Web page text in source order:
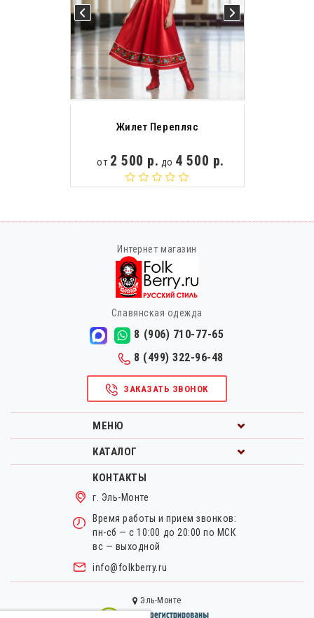
Жилет Перепляс
от 2 500 р. до 4 500 р.
Интернет магазин
Славянская одежда
8 (906) 710-77-65
8 (499) 322-96-48
ЗАКАЗАТЬ ЗВОНОК
МЕНЮ
КАТАЛОГ
КОНТАКТЫ
г. Эль-Монте
Время работы и прием звонков:
пн-сб — с 10:00 до 20:00 по МСК
вс — выходной
info@folkberry.ru
Эль-Монте